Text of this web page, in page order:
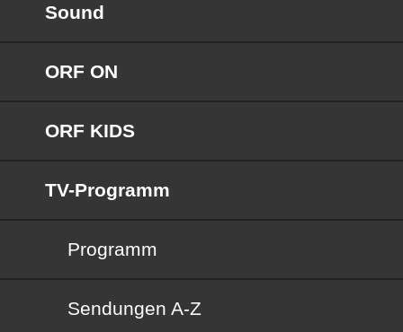
Sound
ORF ON
ORF KIDS
TV-Programm
Programm
Sendungen von A bis Z
Sendungen A-Z